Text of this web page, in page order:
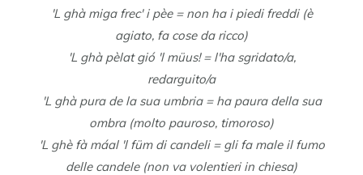
'L ghà miga frec' i pèe = non ha i piedi freddi (è
agiato, fa cose da ricco)
'L ghà pèlat gió 'l müus! = l'ha sgridato/a,
redarguito/a
'L ghà pura de la sua umbria = ha paura della sua
ombra (molto pauroso, timoroso)
'L ghè fà máal 'l füm di candeli = gli fa male il fumo
delle candele (non va volentieri in chiesa)